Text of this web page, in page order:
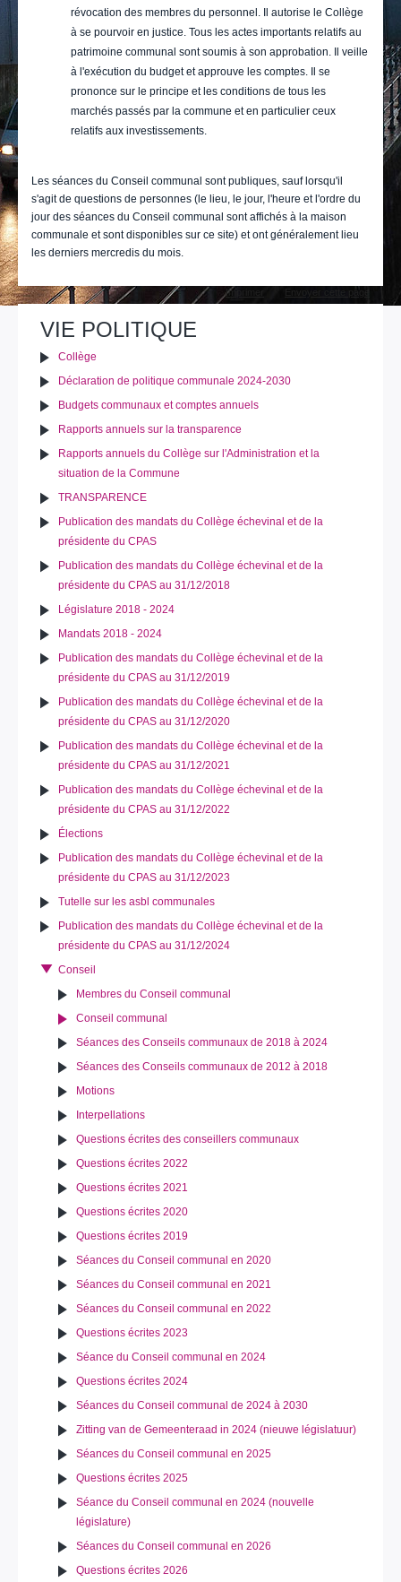
révocation des membres du personnel. Il autorise le Collège
à se pourvoir en justice. Tous les actes importants relatifs au
patrimoine communal sont soumis à son approbation. Il veille
à l'exécution du budget et approuve les comptes. Il se
prononce sur le principe et les conditions de tous les
marchés passés par la commune et en particulier ceux
relatifs aux investissements.
Les séances du Conseil communal sont publiques, sauf lorsqu'il
s'agit de questions de personnes (le lieu, le jour, l'heure et l'ordre du
jour des séances du Conseil communal sont affichés à la maison
communale et sont disponibles sur ce site) et ont généralement lieu
les derniers mercredis du mois.
sur
document
Imprimer Envoyer cette page
VIE POLITIQUE
Collège
Déclaration de politique communale 2024-2030
Budgets communaux et comptes annuels
Rapports annuels sur la transparence
Rapports annuels du Collège sur l'Administration et la
situation de la Commune
TRANSPARENCE
Publication des mandats du Collège échevinal et de la
présidente du CPAS
Publication des mandats du Collège échevinal et de la
présidente du CPAS au 31/12/2018
Législature 2018 - 2024
Mandats 2018 - 2024
Publication des mandats du Collège échevinal et de la
présidente du CPAS au 31/12/2019
Publication des mandats du Collège échevinal et de la
présidente du CPAS au 31/12/2020
Publication des mandats du Collège échevinal et de la
présidente du CPAS au 31/12/2021
Publication des mandats du Collège échevinal et de la
présidente du CPAS au 31/12/2022
Élections
Publication des mandats du Collège échevinal et de la
présidente du CPAS au 31/12/2023
Tutelle sur les asbl communales
Publication des mandats du Collège échevinal et de la
présidente du CPAS au 31/12/2024
Conseil
Membres du Conseil communal
Conseil communal
Séances des Conseils communaux de 2018 à 2024
Séances des Conseils communaux de 2012 à 2018
Motions
Interpellations
Questions écrites des conseillers communaux
Questions écrites 2022
Questions écrites 2021
Questions écrites 2020
Questions écrites 2019
Séances du Conseil communal en 2020
Séances du Conseil communal en 2021
Séances du Conseil communal en 2022
Questions écrites 2023
Séance du Conseil communal en 2024
Questions écrites 2024
Séances du Conseil communal de 2024 à 2030
Zitting van de Gemeenteraad in 2024 (nieuwe législatuur)
Séances du Conseil communal en 2025
Questions écrites 2025
Séance du Conseil communal en 2024 (nouvelle
législature)
Séances du Conseil communal en 2026
Questions écrites 2026